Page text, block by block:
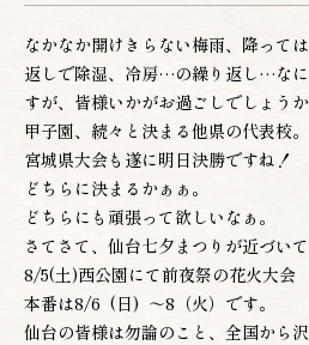
三吉につ
お品書き
店舗情報
営業カレン
ネットショッ
なかなか開けきらない梅雨、降って
返しで除湿、冷房…の繰り返し…な
すが、皆様いかがお過ごしでしょうか
甲子園、続々と決まる他県の代表校。
宮城県大会も遂に明日決勝ですね！
どちらに決まるかぁぁ。
どちらにも頑張って欲しいなぁ。
さてさて、仙台七夕まつりが近づいて
8/5(土)西公園にて前夜祭の花火大会
本番は8/6 (日) ～8（火）です。
仙台の皆様は勿論のこと、全国から